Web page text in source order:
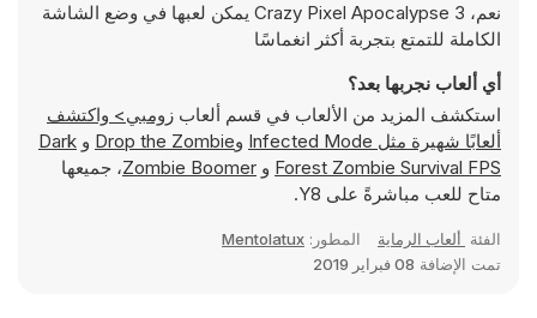
نعم، Crazy Pixel Apocalypse 3 يمكن لعبها في وضع الشاشة
الكاملة للتمتع بتجربة أكثر انغماسًا
أي ألعاب نجربها بعد؟
استكشف المزيد من الألعاب في قسم ألعاب
زومبي> واكتشف
ألعابًا شهيرة مثل Infected Mode وDrop the Zombie و Dark
Forest Zombie Survival FPS و Zombie Boomer، جميعها
متاح للعب مباشرةً على Y8.
الفئة ألعاب الرماية المطور: Mentolatux
تمت الإضافة 08 فبراير 2019